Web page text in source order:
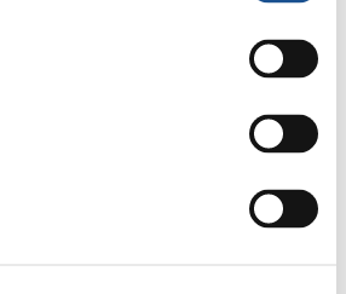
interactuar con
ánimos acalorados y
(simbólica y no pocas veces,
siendo posible